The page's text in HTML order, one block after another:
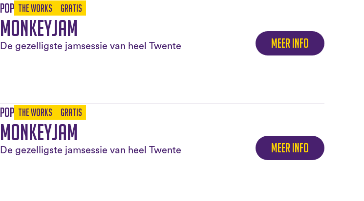
Pop The Works Gratis
Monkeyjam
De gezelligste jamsessie van heel Twente Meer info
Pop The Works Gratis
Monkeyjam
De gezelligste jamsessie van heel Twente Meer info